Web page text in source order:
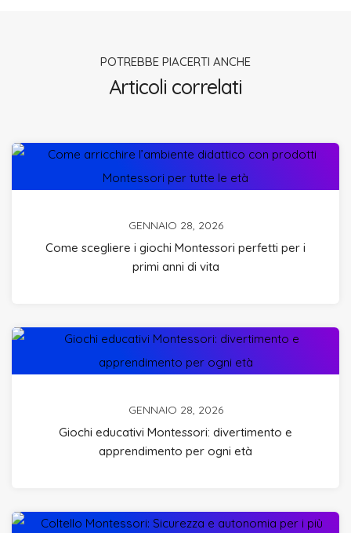
POTREBBE PIACERTI ANCHE
Articoli correlati
GENNAIO 28, 2026
Come scegliere i giochi Montessori perfetti per i
primi anni di vita
GENNAIO 28, 2026
Giochi educativi Montessori: divertimento e
apprendimento per ogni età